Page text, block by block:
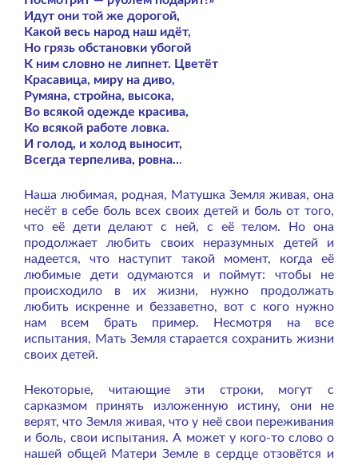
Идут они той же дорогой,
Какой весь народ наш идёт,
Но грязь обстановки убогой
К ним словно не липнет. Цветёт
Красавица, миру на диво,
Румяна, стройна, высока,
Во всякой одежде красива,
Ко всякой работе ловка.
И голод, и холод выносит,
Всегда терпелива, ровна...
Наша любимая, родная, Матушка Земля живая, она
несёт в себе боль всех своих детей и боль от того,
что её дети делают с ней, с её телом. Но она
продолжает любить своих неразумных детей и
надеется, что наступит такой момент, когда её
любимые дети одумаются и поймут: чтобы не
происходило в их жизни, нужно продолжать
любить искренне и беззаветно, вот с кого нужно
нам всем брать пример. Несмотря на все
испытания, Мать Земля старается сохранить жизни
своих детей.
Некоторые, читающие эти строки, могут с
сарказмом принять изложенную истину, они не
верят, что Земля живая, что у неё свои переживания
и боль, свои испытания. А может у кого-то слово о
нашей общей Матери Земле в сердце отзовётся и